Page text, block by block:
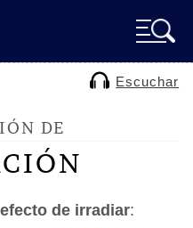
Escuchar
DE
de irradiar: